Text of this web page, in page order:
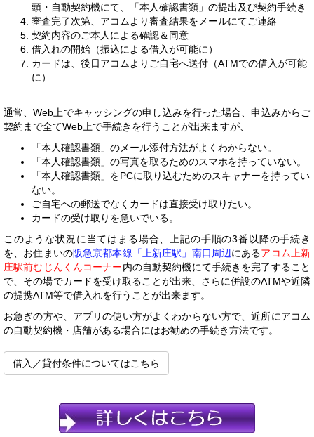
頭・自動契約機にて、「本人確認書類」の提出及び契約手続き
審査完了次第、アコムより審査結果をメールにてご連絡
契約内容のご本人による確認＆同意
借入れの開始（振込による借入が可能に）
カードは、後日アコムよりご自宅へ送付（ATMでの借入が可能
に）
通常、Web上でキャッシングの申し込みを行った場合、申込みからご
契約まで全てWeb上で手続きを行うことが出来ますが、
「本人確認書類」のメール添付方法がよくわからない。
「本人確認書類」の写真を取るためのスマホを持っていない。
「本人確認書類」をPCに取り込むためのスキャナーを持ってい
ない。
ご自宅への郵送でなくカードは直接受け取りたい。
カードの受け取りを急いでいる。
このような状況に当てはまる場合、上記の手順の3番以降の手続き
を、お住まいの阪急京都本線「上新庄駅」南口周辺にあるアコム上新
庄駅前むじんくんコーナー内の自動契約機にて手続きを完了すること
で、その場でカードを受け取ることが出来、さらに併設のATMや近隣
の提携ATM等で借入れを行うことが出来ます。
お急ぎの方や、アプリの使い方がよくわからない方で、近所にアコム
の自動契約機・店舗がある場合にはお勧めの手続き方法です。
借入／貸付条件についてはこちら